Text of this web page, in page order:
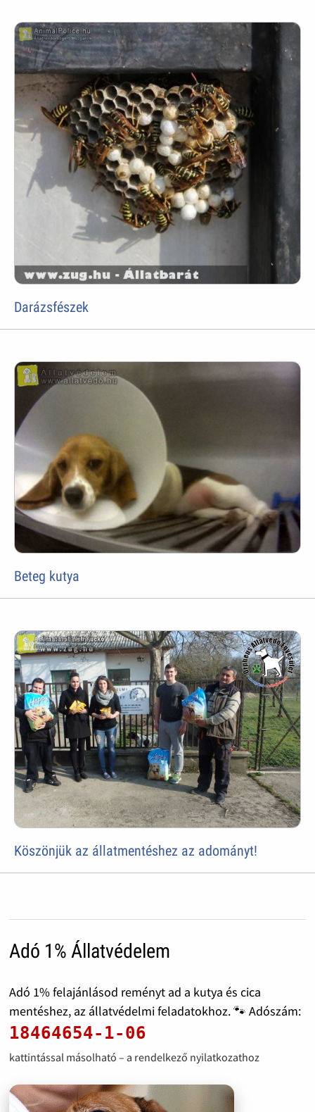
Darázsfészek
Beteg kutya
Köszönjük az állatmentéshez az adományt!
Adó 1% Állatvédelem
Adó 1% felajánlásod reményt ad a kutya és cica
mentéshez, az állatvédelmi feladatokhoz. 🐾 Adószám:
18464654-1-06
kattintással másolható – a rendelkező nyilatkozathoz